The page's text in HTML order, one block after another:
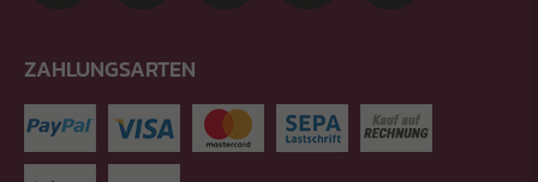
ZAHLUNGSARTEN